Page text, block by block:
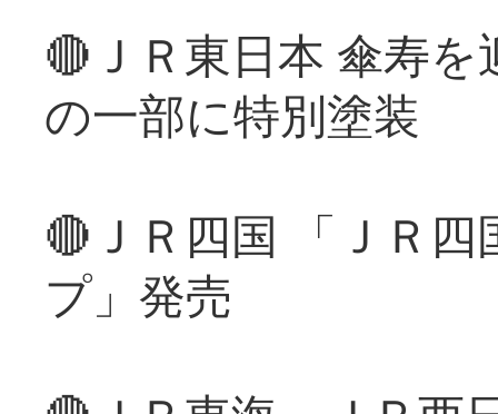
🔴ＪＲ東日本 傘寿
の一部に特別塗装
🔴ＪＲ四国 「ＪＲ
プ」発売